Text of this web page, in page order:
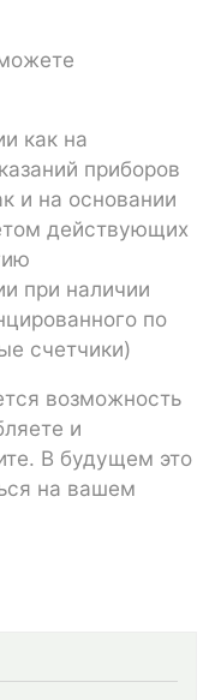
как на
приборов
и на основании
действующих
при наличии
по
счетчики)
возможность
и
В будущем это
на вашем